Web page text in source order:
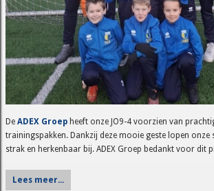
De ADEX Groep heeft onze JO9-4 voorzien van
trainingspakken. Dankzij deze mooie geste lopen onze
strak en herkenbaar bij. ADEX Groep bedankt voor dit
Lees meer...